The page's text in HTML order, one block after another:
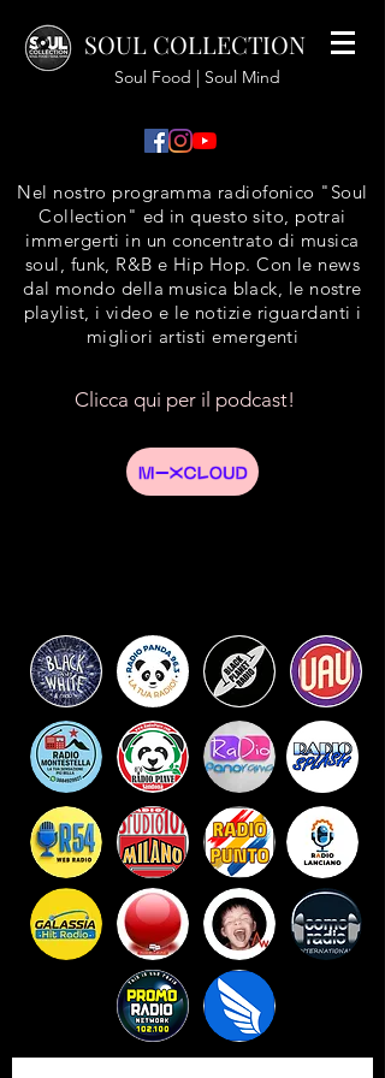
SOUL COLLECTION
Soul Food | Soul Mind
Nel nostro programma radiofonico "Soul
Collection" ed in questo sito, potrai
immergerti in un concentrato di musica
soul, funk, R&B e Hip Hop. Con le news
dal mondo della musica black, le nostre
playlist, i video e le notizie riguardanti i
migliori artisti emergenti
Clicca qui per il podcast!